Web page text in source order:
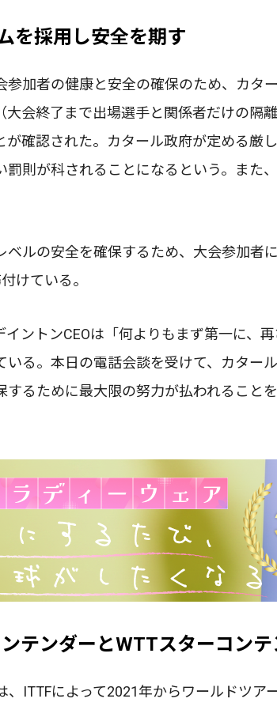
を採用し安全を期す
参加者の健康と安全の確保のため、カタ
大会終了まで出場選手と関係者だけの隔
が確認された。カタール政府が定める厳
罰則が科されることになるという。また
ベルの安全を確保するため、大会参加者
けている。
イントンCEOは「何よりもまず第一に、
いる。本日の電話会談を受けて、カター
するために最大限の努力が払われること
テンダーとWTTスターコンテ
、ITTFによって2021年からワールドツア